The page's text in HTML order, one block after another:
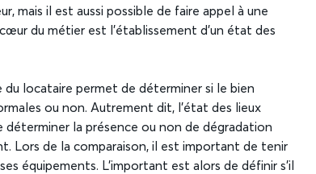
mais il est aussi possible de faire appel à une
du métier est l’établissement d’un état des
locataire permet de déterminer si le bien
ou non. Autrement dit, l’état des lieux
déterminer la présence ou non de dégradation
Lors de la comparaison, il est important de tenir
équipements. L’important est alors de définir s’il